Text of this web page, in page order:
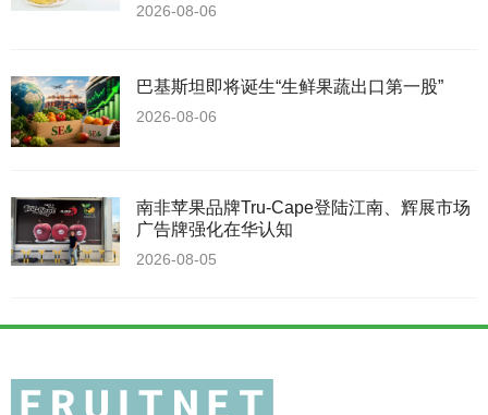
2026-08-06
巴基斯坦即将诞生“生鲜果蔬出口第一股”
2026-08-06
南非苹果品牌Tru-Cape登陆江南、辉展市场
广告牌强化在华认知
2026-08-05